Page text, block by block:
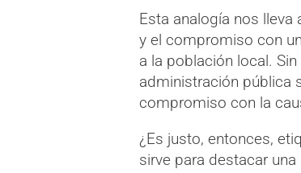
Esta analogía nos lleva
y el compromiso con
a la población local. Sin
administración pública
compromiso con la
¿Es justo, entonces,
sirve para destacar